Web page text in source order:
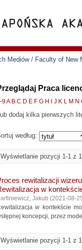
Mediów / Faculty of New
Praca
9A B C D E F G H J K L M N
dodaj kilka pierwszych
według:
Wyświetlanie pozycji 1-1 z 1
rewitalizacji
w
Jakub (2021-08-
w kontekście
koncepcji, przez
Wyświetlanie pozycji 1-1 z 1